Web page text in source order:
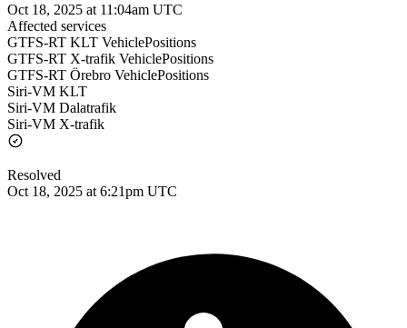
Oct 18, 2025 at 11:04am UTC
Affected services
GTFS-RT KLT VehiclePositions
GTFS-RT X-trafik VehiclePositions
GTFS-RT Örebro VehiclePositions
Siri-VM KLT
Siri-VM Dalatrafik
Siri-VM X-trafik
Resolved
Oct 18, 2025 at 6:21pm UTC